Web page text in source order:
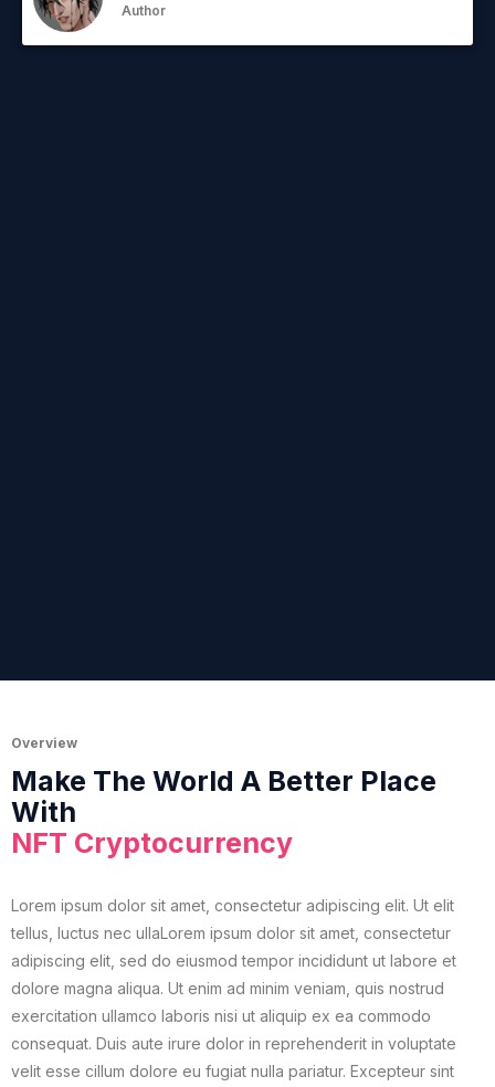
Author
Overview
Make The World A Better Place
With
NFT Cryptocurrency
Lorem ipsum dolor sit amet, consectetur adipiscing elit. Ut elit
tellus, luctus nec ullaLorem ipsum dolor sit amet, consectetur
adipiscing elit, sed do eiusmod tempor incididunt ut labore et
dolore magna aliqua. Ut enim ad minim veniam, quis nostrud
exercitation ullamco laboris nisi ut aliquip ex ea commodo
consequat. Duis aute irure dolor in reprehenderit in voluptate
velit esse cillum dolore eu fugiat nulla pariatur. Excepteur sint